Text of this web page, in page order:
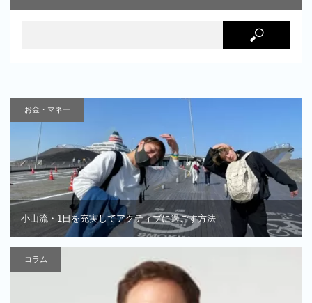
お金・マネー
小山流・1日を充実してアクティブに過ごす方法
コラム